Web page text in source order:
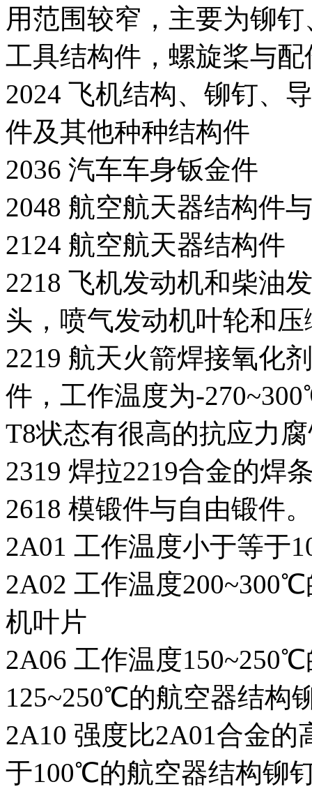
用范围较窄，主要为铆
工具结构件，螺旋桨与配
2024 飞机结构、铆钉、
件及其他种种结构件
2036 汽车车身钣金件
2048 航空航天器结构件
2124 航空航天器结构件
2218 飞机发动机和柴油
头，喷气发动机叶轮和压
2219 航天火箭焊接氧化
件，工作温度为-
T8状态有很高的抗应力
2319 焊拉2219合金的焊
2618 模锻件与自由锻件
2A01 工作温度小于等于
2A02 工作温度
机叶片
2A06 工作温度
125~250℃的航空器结构
2A10 强度比2A01合金
于100℃的航空器结构铆